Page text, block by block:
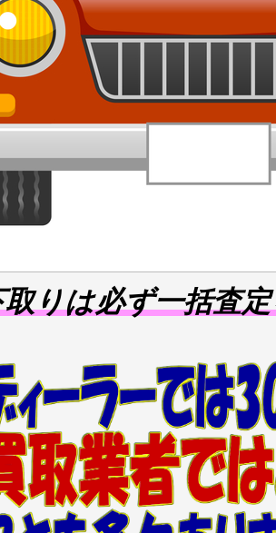
年10月6日
りは必ず一括査